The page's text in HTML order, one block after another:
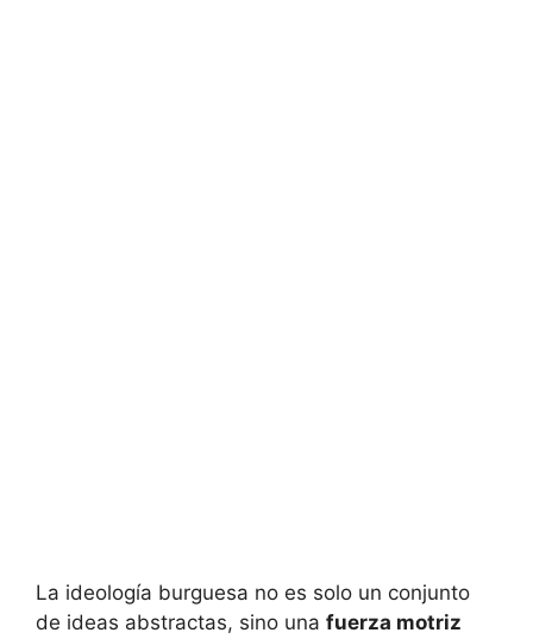
La ideología burguesa no es solo un conjunto
de ideas abstractas, sino una fuerza motriz